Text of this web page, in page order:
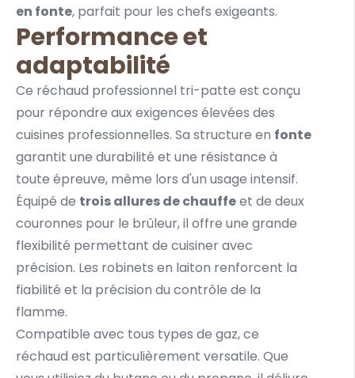
en fonte, parfait pour les chefs exigeants.
Performance et
adaptabilité
Ce réchaud professionnel tri-patte est conçu
pour répondre aux exigences élevées des
cuisines professionnelles. Sa structure en fonte
garantit une durabilité et une résistance à
toute épreuve, même lors d'un usage intensif.
Équipé de trois allures de chauffeet de deux
couronnes pour le brûleur, il offre une grande
flexibilité permettant de cuisiner avec
précision. Les robinets en laiton renforcent la
fiabilité et la précision du contrôle de la
flamme.
Compatible avec tous types de gaz, ce
réchaud est particulièrement versatile. Que